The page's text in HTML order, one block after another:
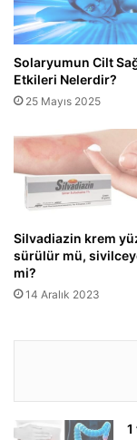
Solaryumun Cilt
Etkileri Nelerdir?
25 Mayıs 2025
Silvadiazin krem
sürülür mü,
mi?
14 Aralık 2023
1